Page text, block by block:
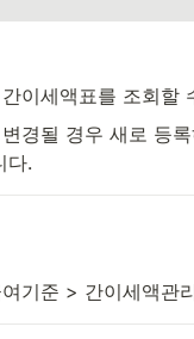
이세액표를 조회할
경될 경우 새로 등
다.
기준 > 간이세액관